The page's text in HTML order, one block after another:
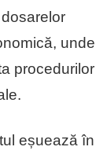
unde
procedurilor
eșuează în